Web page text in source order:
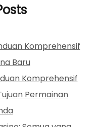
Komprehensif
Baru
Komprehensif
Permainan